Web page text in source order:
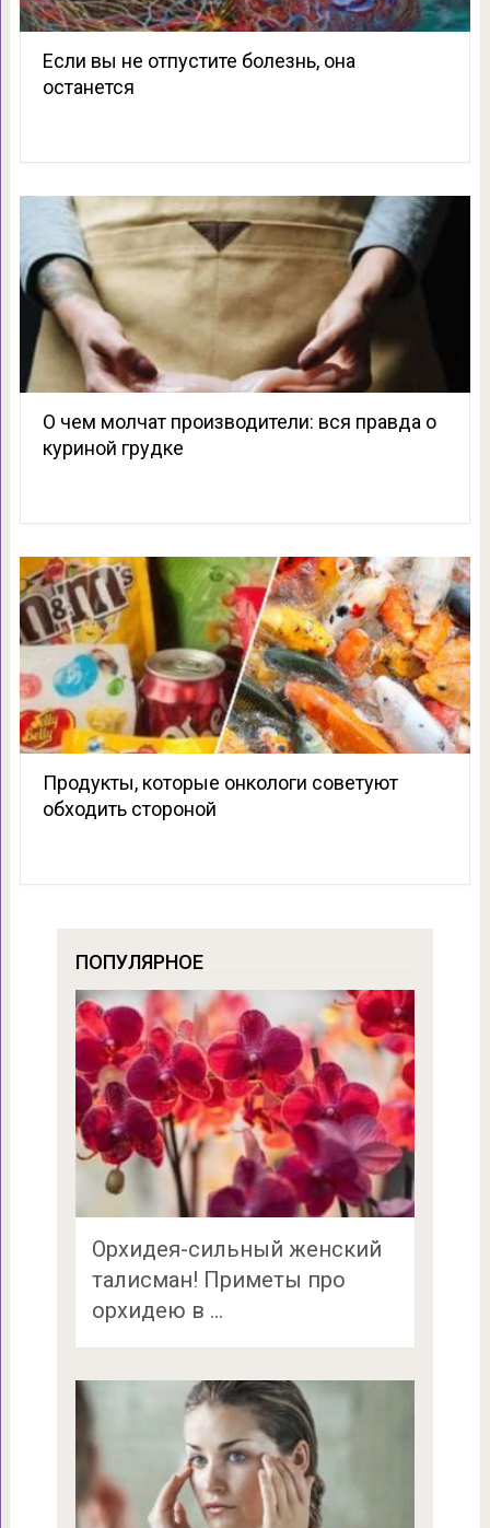
Если вы не отпустите болезнь, она
останется
О чем молчат производители: вся правда о
куриной грудке
Продукты, которые онкологи советуют
обходить стороной
ПОПУЛЯРНОЕ
Орхидея-сильный женский
талисман! Приметы про
орхидею в …